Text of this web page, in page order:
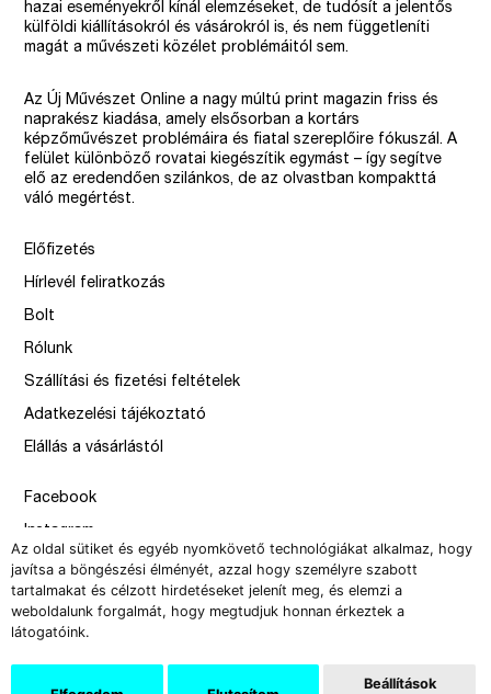
Az oldal sütiket és egyéb nyomkövető technológiákat alkalmaz, hogy
javítsa a böngészési élményét, azzal hogy személyre szabott
tartalmakat és célzott hirdetéseket jelenít meg, és elemzi a
weboldalunk forgalmát, hogy megtudjuk honnan érkeztek a
látogatóink.
Beállítások
hazai eseményekről kínál elemzéseket, de tudósít a jelentős
külföldi kiállításokról és vásárokról is, és nem függetleníti
magát a művészeti közélet problémáitól sem.
Az Új Művészet Online a nagy múltú print magazin friss és
naprakész kiadása, amely elsősorban a kortárs
képzőművészet problémáira és fiatal szereplőire fókuszál. A
felület különböző rovatai kiegészítik egymást – így segítve
elő az eredendően szilánkos, de az olvastban kompakttá
váló megértést.
Előfizetés
Hírlevél feliratkozás
Bolt
Rólunk
Szállítási és fizetési feltételek
Adatkezelési tájékoztató
Elállás a vásárlástól
Facebook
Instagram
Issue
–
design by Solymosi Mór, Sirbik Attila
webbyzolka